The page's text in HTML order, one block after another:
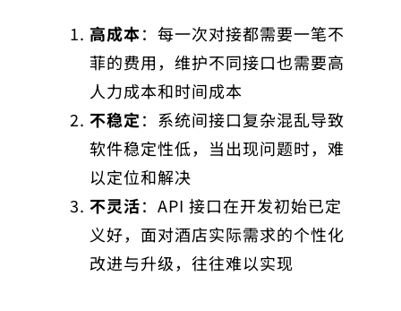
高成本：每一次对接都需要一笔不
菲的费用，维护不同接口也需要高
人力成本和时间成本
不稳定：系统间接口复杂混乱导致
软件稳定性低，当出现问题时，难
以定位和解决
不灵活：API 接口在开发初始已定
义好，面对酒店实际需求的个性化
改进与升级，往往难以实现